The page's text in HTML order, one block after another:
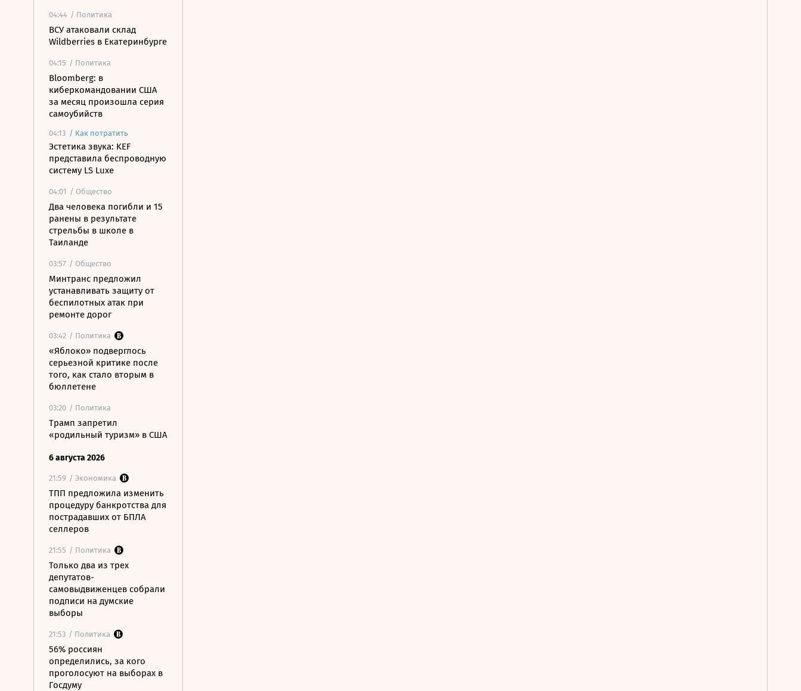
04:44 / Политика
ВСУ атаковали склад
Wildberries в Екатеринбурге
04:15 / Политика
Bloomberg: в
киберкомандовании США
за месяц произошла серия
самоубийств
04:13 / Как потратить
Эстетика звука: KEF
представила беспроводную
систему LS Luxe
04:01 / Общество
Два человека погибли и 15
ранены в результате
стрельбы в школе в
Таиланде
03:57 / Общество
Минтранс предложил
устанавливать защиту от
беспилотных атак при
ремонте дорог
03:42 / Политика
«Яблоко» подверглось
серьезной критике после
того, как стало вторым в
бюллетене
03:20 / Политика
Трамп запретил
«родильный туризм» в США
6 августа 2026
21:59 / Экономика
ТПП предложила изменить
процедуру банкротства для
пострадавших от БПЛА
селлеров
21:55 / Политика
Только два из трех
депутатов-
самовыдвиженцев собрали
подписи на думские
выборы
21:53 / Политика
56% россиян
определились, за кого
проголосуют на выборах в
Госдуму